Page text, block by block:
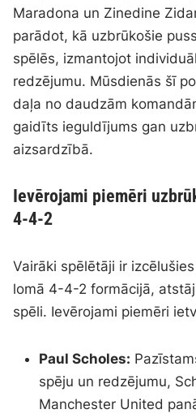
Maradona un Zinedine
parādot, kā uzbrūkošie
spēlēs, izmantojot
redzējumu. Mūsdienās šī
daļa no daudzām
gaidīts ieguldījums gan
aizsardzībā.
Ievērojami piemēri
4-4-2
Vairāki spēlētāji ir
lomā 4-4-2 formācijā,
spēli. Ievērojami piemēri
Paul Scholes:
spēju un redzējumu,
Manchester United